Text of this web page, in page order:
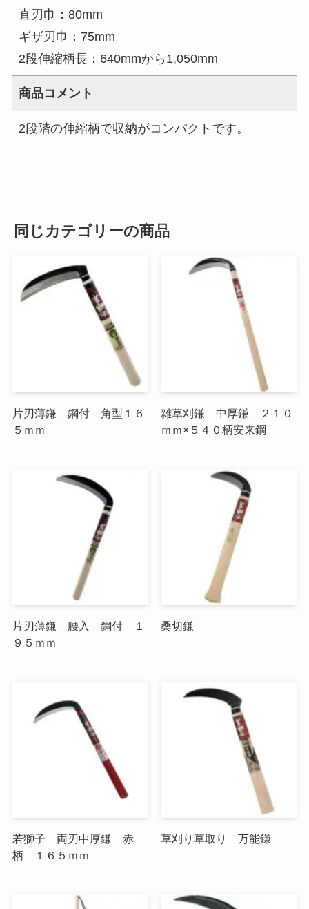
直刃巾：80mm
ギザ刃巾：75mm
2段伸縮柄長：640mmから1,050mm
商品コメント
2段階の伸縮柄で収納がコンパクトです。
同じカテゴリーの商品
片刃薄鎌 鋼付 角型１６
５ｍｍ
雑草刈鎌 中厚鎌 ２１０
ｍｍ×５４０柄安来鋼
片刃薄鎌 腰入 鋼付 １
９５ｍｍ
桑切鎌
若獅子 両刃中厚鎌 赤
柄 １６５ｍｍ
草刈り草取り 万能鎌